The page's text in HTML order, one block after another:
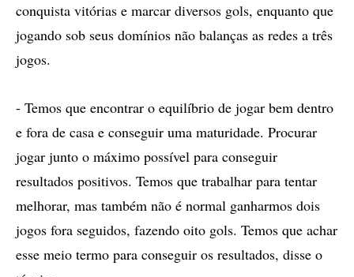
conquista vitórias e marcar diversos gols, enquanto que
jogando sob seus domínios não balanças as redes a três
jogos.
- Temos que encontrar o equilíbrio de jogar bem dentro
e fora de casa e conseguir uma maturidade. Procurar
jogar junto o máximo possível para conseguir
resultados positivos. Temos que trabalhar para tentar
melhorar, mas também não é normal ganharmos dois
jogos fora seguidos, fazendo oito gols. Temos que achar
esse meio termo para conseguir os resultados, disse o